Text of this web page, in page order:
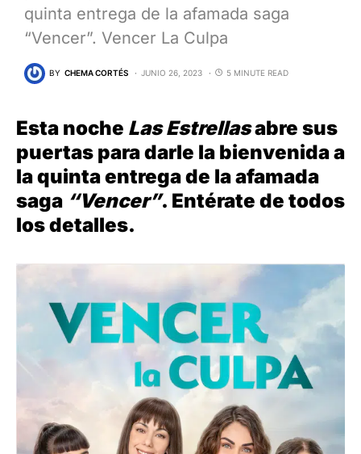
quinta entrega de la afamada saga
“Vencer”. Vencer La Culpa
BY CHEMA CORTÉS JUNIO 26, 2023 5 MINUTE READ
Esta noche Las Estrellasabre sus
puertas para darle la bienvenida a
la quinta entrega de la afamada
saga “Vencer”. Entérate de todos
los detalles.